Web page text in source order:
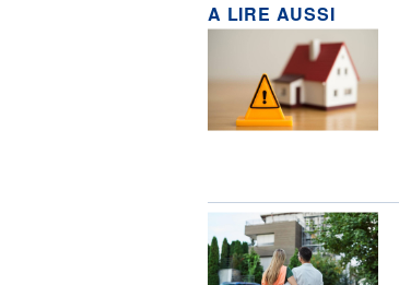
A LIRE AUSSI